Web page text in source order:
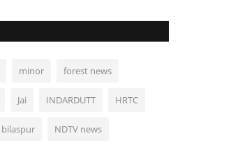
minor forest news
Jai INDARDUTT HRTC
bilaspur NDTV news